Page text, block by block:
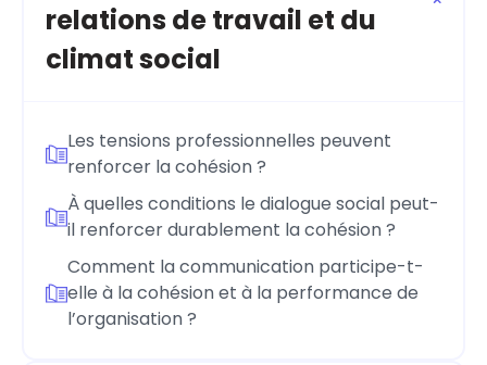
relations de travail et du
climat social
Les tensions professionnelles peuvent
renforcer la cohésion ?
À quelles conditions le dialogue social peut-
il renforcer durablement la cohésion ?
Comment la communication participe-t-
elle à la cohésion et à la performance de
l’organisation ?